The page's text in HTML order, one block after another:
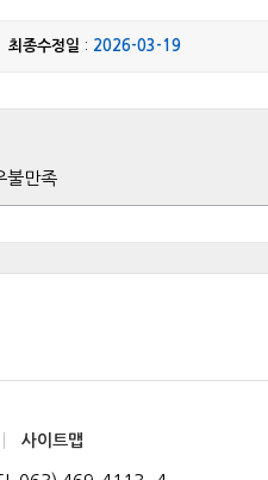
최종수정일 : 2026-03-19
불만족
사이트맵